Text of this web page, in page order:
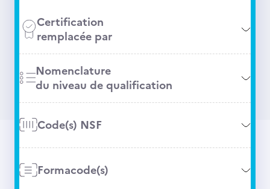
Certification
remplacée par
Nomenclature
du niveau de qualification
Code(s) NSF
Formacode(s)